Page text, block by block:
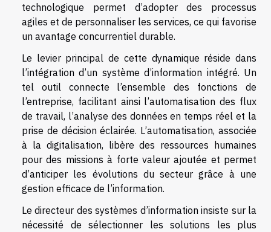
technologique permet d’adopter des processus
agiles et de personnaliser les services, ce qui favorise
un avantage concurrentiel durable.
Le levier principal de cette dynamique réside dans
l’intégration d’un système d’information intégré. Un
tel outil connecte l’ensemble des fonctions de
l’entreprise, facilitant ainsi l’automatisation des flux
de travail, l’analyse des données en temps réel et la
prise de décision éclairée. L’automatisation, associée
à la digitalisation, libère des ressources humaines
pour des missions à forte valeur ajoutée et permet
d’anticiper les évolutions du secteur grâce à une
gestion efficace de l’information.
Le directeur des systèmes d’information insiste sur la
nécessité de sélectionner les solutions les plus